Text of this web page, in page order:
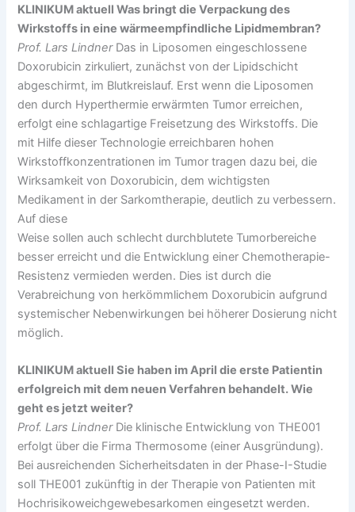
KLINIKUM aktuell Was bringt die Verpackung des
Wirkstoffs in eine wärmeempfindliche Lipidmembran?
Prof. Lars LindnerDas in Liposomen eingeschlossene
Doxorubicin zirkuliert, zunächst von der Lipidschicht
abgeschirmt, im Blutkreislauf. Erst wenn die Liposomen
den durch Hyperthermie erwärmten Tumor erreichen,
erfolgt eine schlagartige Freisetzung des Wirkstoffs. Die
mit Hilfe dieser Technologie erreichbaren hohen
Wirkstoffkonzentrationen im Tumor tragen dazu bei, die
Wirksamkeit von Doxorubicin, dem wichtigsten
Medikament in der Sarkomtherapie, deutlich zu verbessern.
Auf diese
Weise sollen auch schlecht durchblutete Tumorbereiche
besser erreicht und die Entwicklung einer Chemotherapie-
Resistenz vermieden werden. Dies ist durch die
Verabreichung von herkömmlichem Doxorubicin aufgrund
systemischer Nebenwirkungen bei höherer Dosierung nicht
möglich.
KLINIKUM aktuell Sie haben im April die erste Patientin
erfolgreich mit dem neuen Verfahren behandelt. Wie
geht es jetzt weiter?
Prof. Lars LindnerDie klinische Entwicklung von THE001
erfolgt über die Firma Thermosome (einer Ausgründung).
Bei ausreichenden Sicherheitsdaten in der Phase-I-Studie
soll THE001 zukünftig in der Therapie von Patienten mit
Hochrisikoweichgewebesarkomen eingesetzt werden.